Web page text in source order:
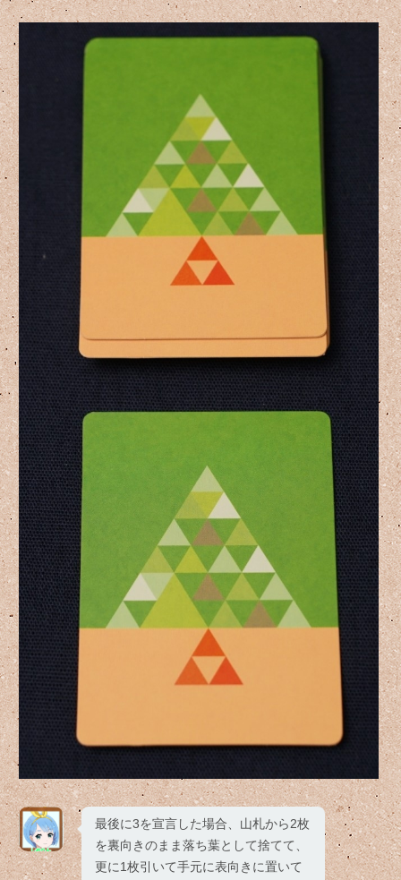
最後に3を宣言した場合、山札から2枚
を裏向きのまま落ち葉として捨てて、
更に1枚引いて手元に表向きに置いて